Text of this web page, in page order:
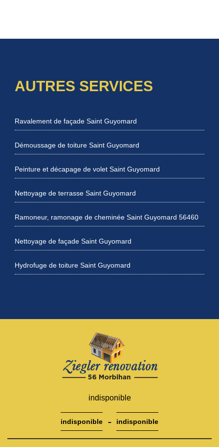
AUTRES SERVICES
Ravalement de façade Saint Guyomard
Démoussage de toiture Saint Guyomard
Peinture et décapage de volet Saint Guyomard
Nettoyage de terrasse Saint Guyomard
Ramoneur, ramonage de cheminée Saint Guyomard 56460
Nettoyage de façade Saint Guyomard
Hydrofuge de toiture Saint Guyomard
indisponible
indisponible - indisponible